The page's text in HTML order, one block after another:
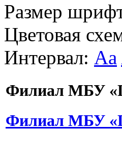
Размер
Цветовая
Интервал: Aa
Филиал МБУ
Филиал МБУ